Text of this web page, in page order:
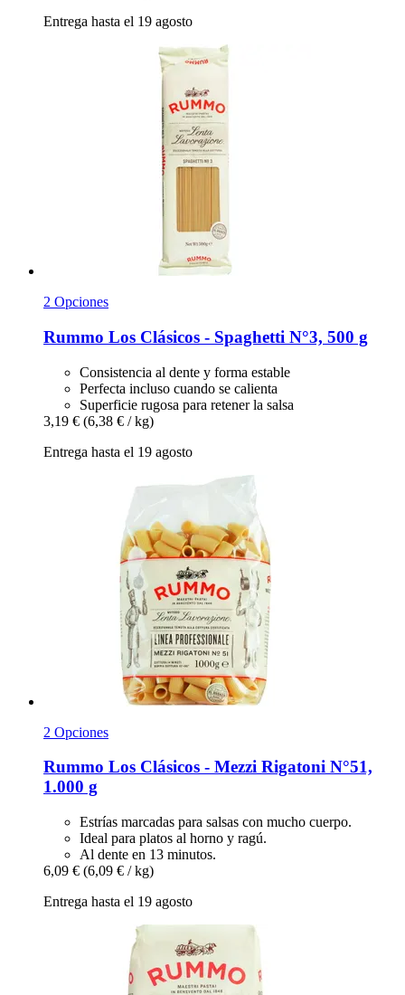
Entrega hasta el 19 agosto
2 Opciones
Rummo Los Clásicos -​ Spaghetti N°3, 500 g
Consistencia al dente y forma estable
Perfecta incluso cuando se calienta
Superficie rugosa para retener la salsa
3,19 € (6,38 € / kg)
Entrega hasta el 19 agosto
2 Opciones
Rummo Los Clásicos -​ Mezzi Rigatoni N°51,
1.000 g
Estrías marcadas para salsas con mucho cuerpo.
Ideal para platos al horno y ragú.
Al dente en 13 minutos.
6,09 € (6,09 € / kg)
Entrega hasta el 19 agosto